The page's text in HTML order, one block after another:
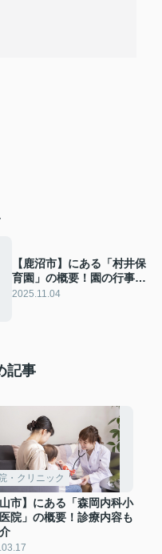
【鹿沼市】にある「村井保
育園」の概要！園の行事や
学童保育もご紹介
2025.11.04
記事
・クリニック
山市】にある「森岡内科小
院」の概要！診療内容も